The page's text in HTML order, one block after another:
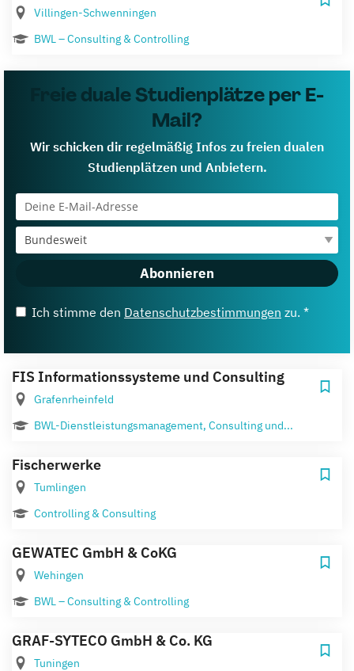
Villingen-Schwenningen
BWL – Consulting & Controlling
Freie duale Studienplätze per E-
Mail?
Wir schicken dir regelmäßig Infos zu freien dualen
Studienplätzen und Anbietern.
Abonnieren
Ich stimme den Datenschutzbestimmungen zu. *
FIS Informationssysteme und Consulting
Grafenrheinfeld
BWL-Dienstleistungsmanagement, Consulting und...
Fischerwerke
Tumlingen
Controlling & Consulting
GEWATEC GmbH & CoKG
Wehingen
BWL – Consulting & Controlling
GRAF-SYTECO GmbH & Co. KG
Tuningen